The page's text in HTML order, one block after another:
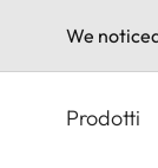
We
Prodotti